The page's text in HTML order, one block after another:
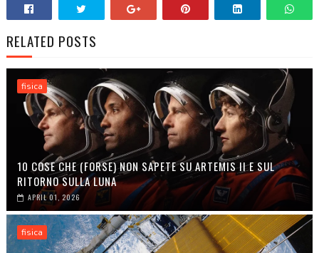
RELATED POSTS
fisica
10 COSE CHE (FORSE) NON SAPETE SU ARTEMIS II E SUL
RITORNO SULLA LUNA
APRIL 01, 2026
fisica